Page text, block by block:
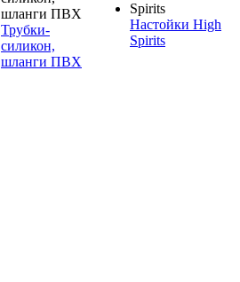
Трубки-
силикон,
шланги ПВХ
Настойки High
Spirits